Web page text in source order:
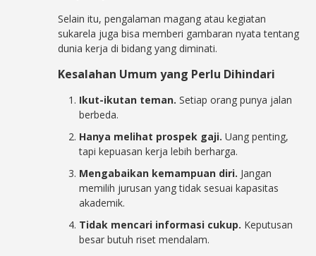
Selain itu, pengalaman magang atau kegiatan
sukarela juga bisa memberi gambaran nyata tentang
dunia kerja di bidang yang diminati.
Kesalahan Umum yang Perlu Dihindari
Ikut-ikutan teman. Setiap orang punya jalan
berbeda.
Hanya melihat prospek gaji. Uang penting,
tapi kepuasan kerja lebih berharga.
Mengabaikan kemampuan diri. Jangan
memilih jurusan yang tidak sesuai kapasitas
akademik.
Tidak mencari informasi cukup. Keputusan
besar butuh riset mendalam.